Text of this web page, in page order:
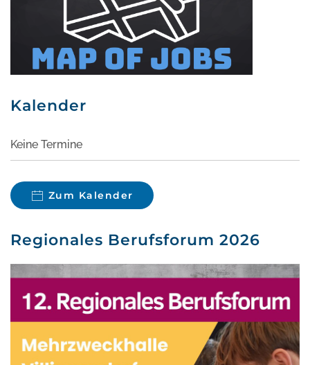
Kalender
Keine Termine
Zum Kalender
Regionales Berufsforum 2026